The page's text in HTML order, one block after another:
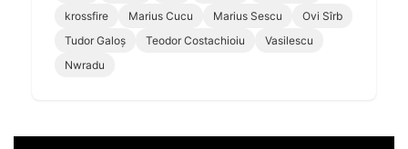
krossfire
Marius Cucu Marius Sescu
Ovi Sîrb
Tudor Galoș
Teodor Costachioiu
Vasilescu
Nwradu